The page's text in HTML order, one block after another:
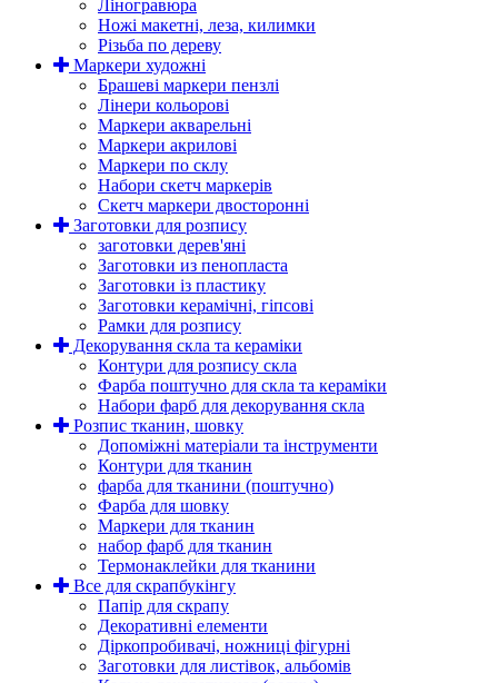
Ліногравюра
Ножі макетні, леза, килимки
Різьба по дереву
Маркери художні
Брашеві маркери пензлі
Лінери кольорові
Маркери акварельні
Маркери акрилові
Маркери по склу
Набори скетч маркерів
Скетч маркери двосторонні
Заготовки для розпису
заготовки дерев'яні
Заготовки из пенопласта
Заготовки із пластику
Заготовки керамічні, гіпсові
Рамки для розпису
Декорування скла та кераміки
Контури для розпису скла
Фарба поштучно для скла та кераміки
Набори фарб для декорування скла
Розпис тканин, шовку
Допоміжні матеріали та інструменти
Контури для тканин
фарба для тканини (поштучно)
Фарба для шовку
Маркери для тканин
набор фарб для тканин
Термонаклейки для тканини
Все для скрапбукінгу
Папір для скрапу
Декоративні елементи
Діркопробивачі, ножниці фігурні
Заготовки для листівок, альбомів